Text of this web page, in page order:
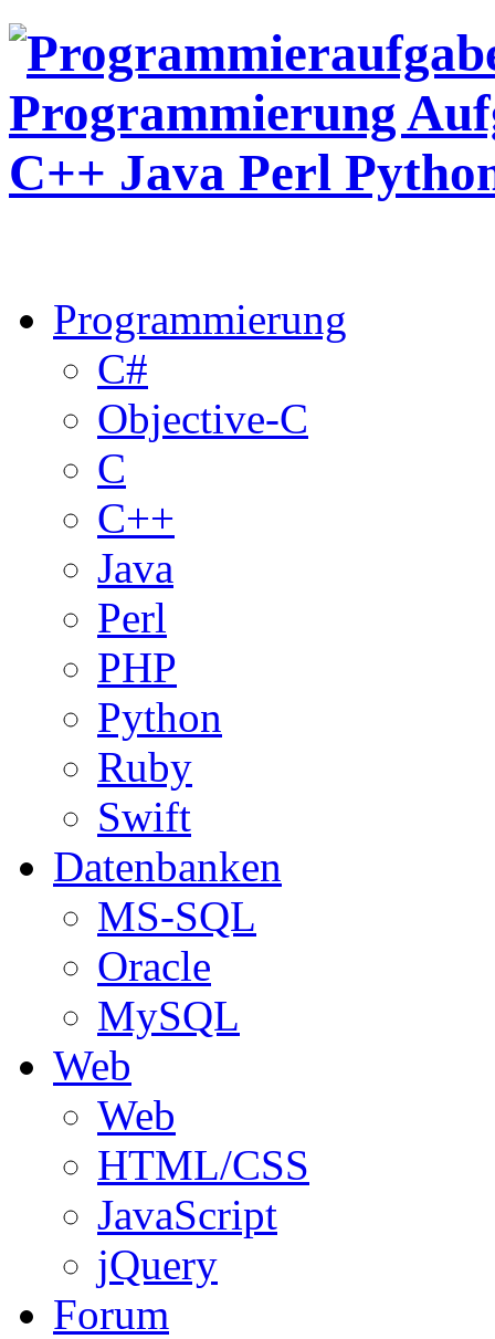
Programmierung
C#
Objective-C
C
C++
Java
Perl
PHP
Python
Ruby
Swift
Datenbanken
MS-SQL
Oracle
MySQL
Web
Web
HTML/CSS
JavaScript
jQuery
Forum